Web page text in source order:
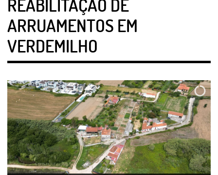
REABILITAÇÃO DE
ARRUAMENTOS EM
VERDEMILHO